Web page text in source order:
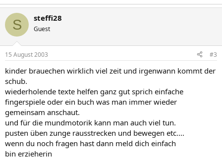
S steffi28
Guest
15 August 2003 #3
kinder brauechen wirklich viel zeit und irgenwann kommt der
schub.
wiederholende texte helfen ganz gut sprich einfache
fingerspiele oder ein buch was man immer wieder
gemeinsam anschaut.
und für die mundmotorik kann man auch viel tun.
pusten üben zunge rausstrecken und bewegen etc....
wenn du noch fragen hast dann meld dich einfach
bin erzieherin